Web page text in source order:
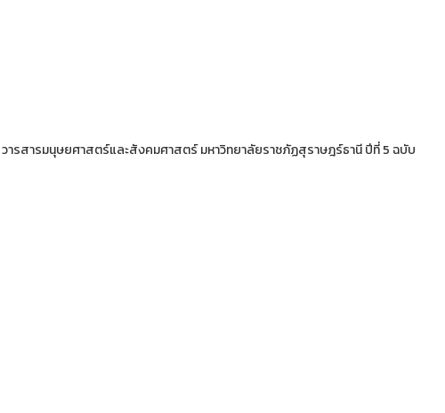
วารสารมนุษยศาสตร์และสังคมศาสตร์ มหาวิทยาลัยราชภัฏสุราษฎร์ธานี ปีที่ 5 ฉบับ